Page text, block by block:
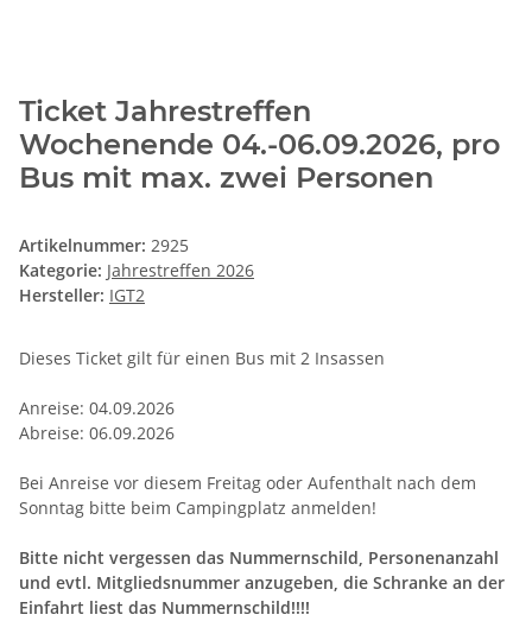
Ticket Jahrestreffen
Wochenende 04.-06.09.2026, pro
Bus mit max. zwei Personen
Artikelnummer: 2925
Kategorie: Jahrestreffen 2026
Hersteller: IGT2
Dieses Ticket gilt für einen Bus mit 2 Insassen
Anreise: 04.09.2026
Abreise: 06.09.2026
Bei Anreise vor diesem Freitag oder Aufenthalt nach dem
Sonntag bitte beim Campingplatz anmelden!
Bitte nicht vergessen das Nummernschild, Personenanzahl
und evtl. Mitgliedsnummer anzugeben, die Schranke an der
Einfahrt liest das Nummernschild!!!!